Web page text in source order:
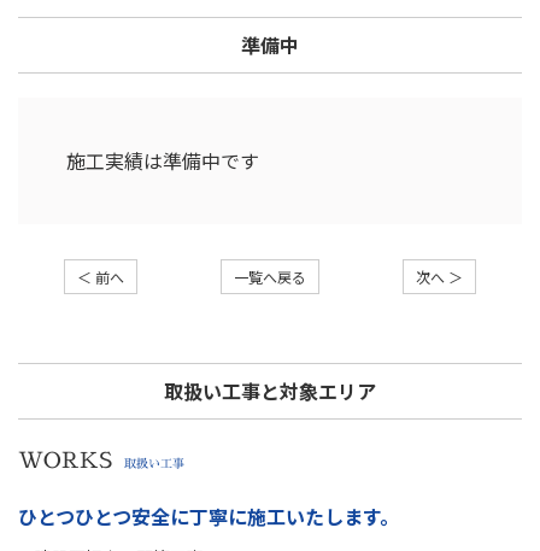
準備中
施工実績は準備中です
＜ 前へ 一覧へ戻る 次へ ＞
取扱い工事と対象エリア
WORKS 取扱い工事
ひとつひとつ安全に丁寧に施工いたします。